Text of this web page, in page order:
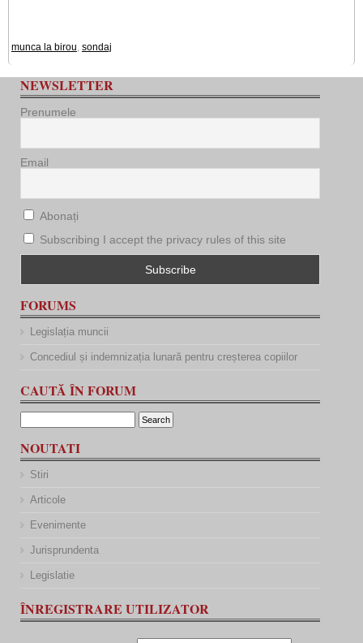
munca la birou, sondaj
NEWSLETTER
Prenumele
Email
Abonați
Subscribing I accept the privacy rules of this site
FORUMS
Legislația muncii
Concediul și indemnizația lunară pentru creșterea copiilor
CAUTĂ ÎN FORUM
NOUTATI
Stiri
Articole
Evenimente
Jurisprundenta
Legislatie
ÎNREGISTRARE UTILIZATOR